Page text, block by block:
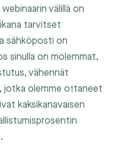
välillä on
tarvitset
sähköposti on
sinulla on molemmat,
vähennät
jotka olemme ottaneet
kaksikanavaisen